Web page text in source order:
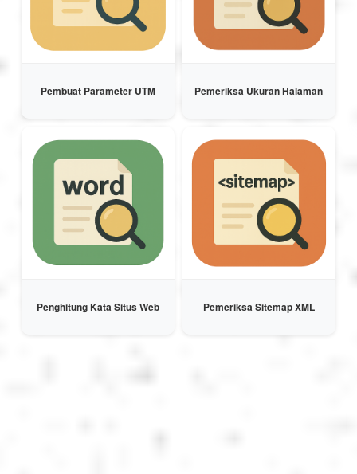
Pembuat Parameter UTM Pemeriksa Ukuran Halaman
Penghitung Kata Situs Web Pemeriksa Sitemap XML